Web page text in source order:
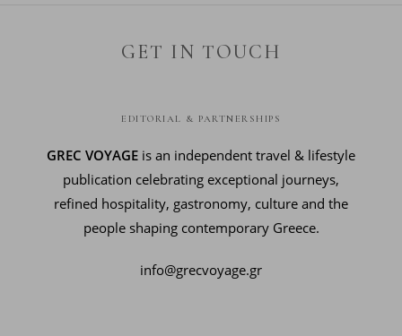
GET IN TOUCH
EDITORIAL & PARTNERSHIPS
GREC VOYAGE is an independent travel & lifestyle
publication celebrating exceptional journeys,
refined hospitality, gastronomy, culture and the
people shaping contemporary Greece.
info@grecvoyage.gr